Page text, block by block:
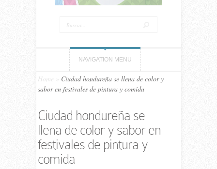
NAVIGATION MENU
Home
Ciudad hondureña se llena de color y
sabor en festivales de pintura y comida
Ciudad hondureña se
llena de color y sabor en
festivales de pintura y
comida